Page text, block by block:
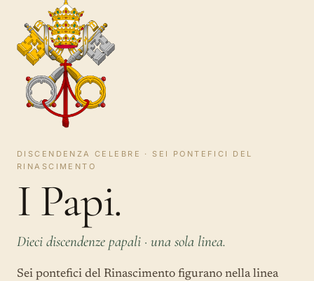
DISCENDENZA CELEBRE · SEI PONTEFICI DEL
RINASCIMENTO
I Papi.
Dieci discendenze papali · una sola linea.
Sei pontefici del Rinascimento figurano nella linea